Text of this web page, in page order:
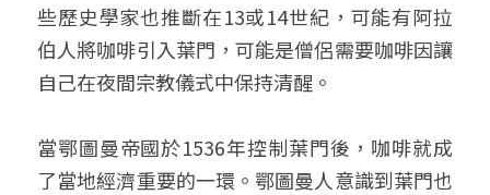
些歷史學家也推斷在13或14世紀，可能有阿拉
伯人將咖啡引入葉門，可能是僧侶需要咖啡因讓
自己在夜間宗教儀式中保持清醒。
當鄂圖曼帝國於1536年控制葉門後，咖啡就成
了當地經濟重要的一環。鄂圖曼人意識到葉門也